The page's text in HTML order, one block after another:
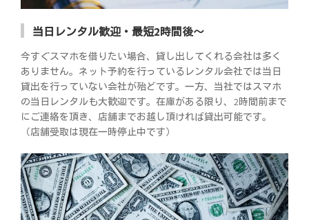
当日レンタル歓迎・最短2時間後～
今すぐスマホを借りたい場合、貸し出してくれる会社は多く
ありません。ネット予約を行っているレンタル会社では当日
貸出を行っていない会社が殆どです。一方、当社ではスマホ
の当日レンタルも大歓迎です。在庫がある限り、2時間前まで
にご連絡を頂き、店舗までお越し頂ければ貸出可能です。
（店舗受取は現在一時停止中です）